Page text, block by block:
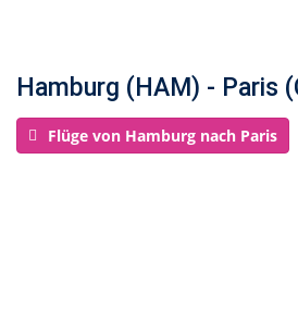
Hamburg (HAM) - Paris
Flüge von Hamburg nach Paris